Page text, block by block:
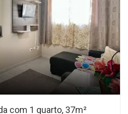
com 1 quarto, 37m²